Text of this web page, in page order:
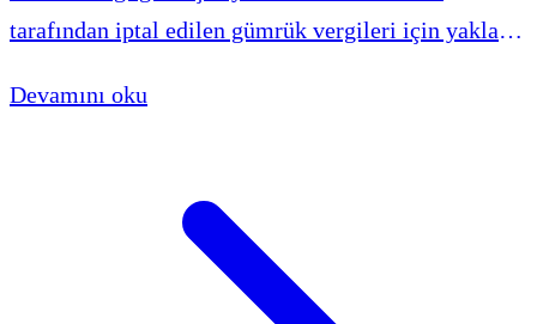
tarafından iptal edilen gümrük vergileri için yaklaşık
Hazine Bakanlığına iletildi.
Devamını oku